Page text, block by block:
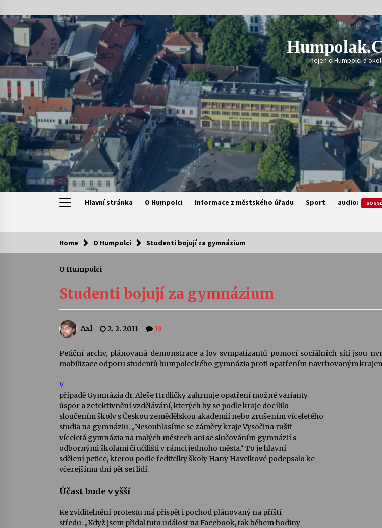
to
content
. . . . . nejen o Humpolci a
Hlavní stránka O Humpolci Informace z městského úřadu Sport audio:
Kam za kulturou?
Camerata a Sukuba Ensemble
4. 8. 2026
Pozvánka na integrační festival
Quijotova šedesátka: 28. 7.–1. 8.
28. 7. 2026
22. 7. 2026
Za kulturou kousek za Humpolec. V
Želivě ožije odkaz Josefa Čapka
13. 7. 2026
Varhanní recitál
Home O Humpolci Studenti bojují za gymnázium
O Humpolci
Studenti bojují za gymnázium
Axl 2. 2. 2011 19
Petiční archy, plánovaná demonstrace a lov sympatizantů pomocí sociálních sítí jsou
mobilizace odporu studentů humpoleckého gymnázia proti opatřením navrhovaným
V
případě Gymnázia dr. Aleše Hrdličky zahrnuje opatření možné varianty
úspor a zefektivnění vzdělávání, kterých by se podle kraje docílilo
sloučením školy s Českou zemědělskou akademií nebo zrušením víceletého
studia na gymnáziu. „Nesouhlasíme se záměry kraje Vysočina rušit
víceletá gymnázia na malých městech ani se slučováním gymnázií s
odbornými školami či učilišti v rámci jednoho města.“ To je hlavní
sdělení petice, kterou podle ředitelky školy Hany Havelkové podepsalo ke
včerejšímu dni pět set lidí.
Účast bude vyšší
Ke zviditelnění protestu má přispět i pochod plánovaný na příští
středu. „Když jsem přidal tuto událost na Facebook, tak během hodiny